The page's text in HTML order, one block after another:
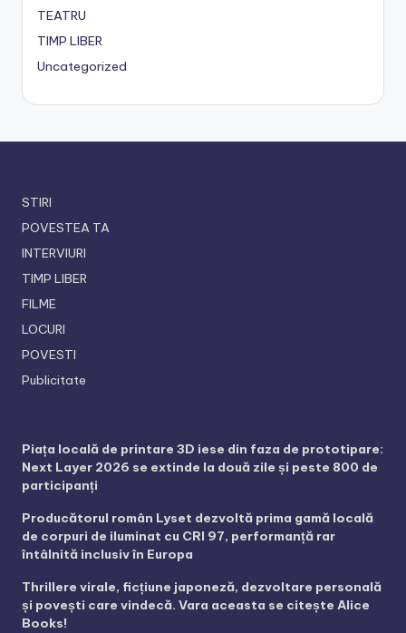
TEATRU
TIMP LIBER
Uncategorized
STIRI
POVESTEA TA
INTERVIURI
TIMP LIBER
FILME
LOCURI
POVESTI
Publicitate
Piața locală de printare 3D iese din faza de prototipare:
Next Layer 2026 se extinde la două zile și peste 800 de
participanți
Producătorul român Lyset dezvoltă prima gamă locală
de corpuri de iluminat cu CRI 97, performanță rar
întâlnită inclusiv în Europa
Thrillere virale, ficțiune japoneză, dezvoltare personală
și povești care vindecă. Vara aceasta se citește Alice
Books!